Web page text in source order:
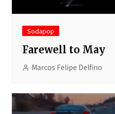
Sodapop
Farewell to May
Marcos Felipe Delfino